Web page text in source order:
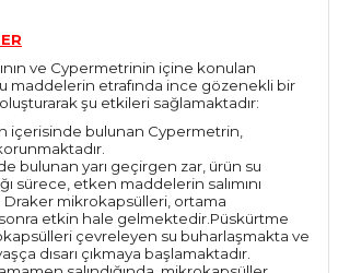
ve Cypermetrinin içine konulan
maddelerin etrafında ince gözenekli bir
şu etkileri sağlamaktadır:
içerisinde bulunan Cypermetrin,
bulunan yarı geçirgen zar, ürün su
sürece, etken maddelerin salımını
mikrokapsülleri, ortama
etkin hale gelmektedir.Püskürtme
çevreleyen su buharlaşmakta ve
dısarı çıkmaya başlamaktadır.